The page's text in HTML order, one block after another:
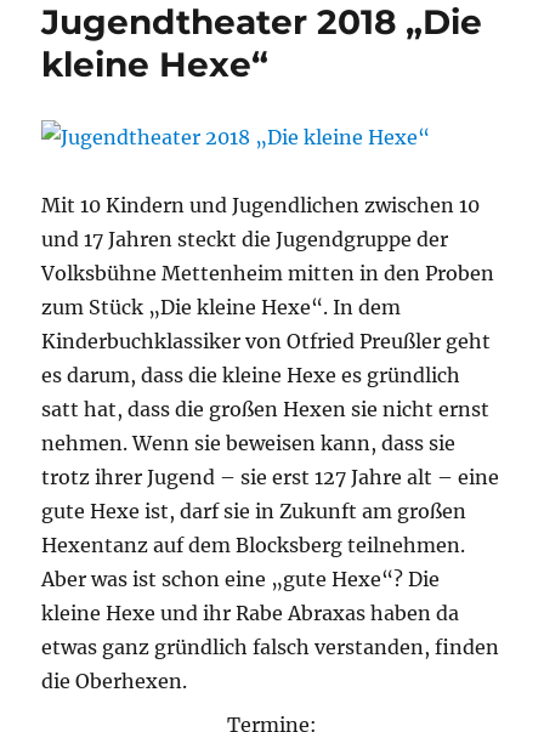
Jugendtheater 2018 „Die
kleine Hexe“
Mit 10 Kindern und Jugendlichen zwischen 10
und 17 Jahren steckt die Jugendgruppe der
Volksbühne Mettenheim mitten in den Proben
zum Stück „Die kleine Hexe“. In dem
Kinderbuchklassiker von Otfried Preußler geht
es darum, dass die kleine Hexe es gründlich
satt hat, dass die großen Hexen sie nicht ernst
nehmen. Wenn sie beweisen kann, dass sie
trotz ihrer Jugend – sie erst 127 Jahre alt – eine
gute Hexe ist, darf sie in Zukunft am großen
Hexentanz auf dem Blocksberg teilnehmen.
Aber was ist schon eine „gute Hexe“? Die
kleine Hexe und ihr Rabe Abraxas haben da
etwas ganz gründlich falsch verstanden, finden
die Oberhexen.
Termine: